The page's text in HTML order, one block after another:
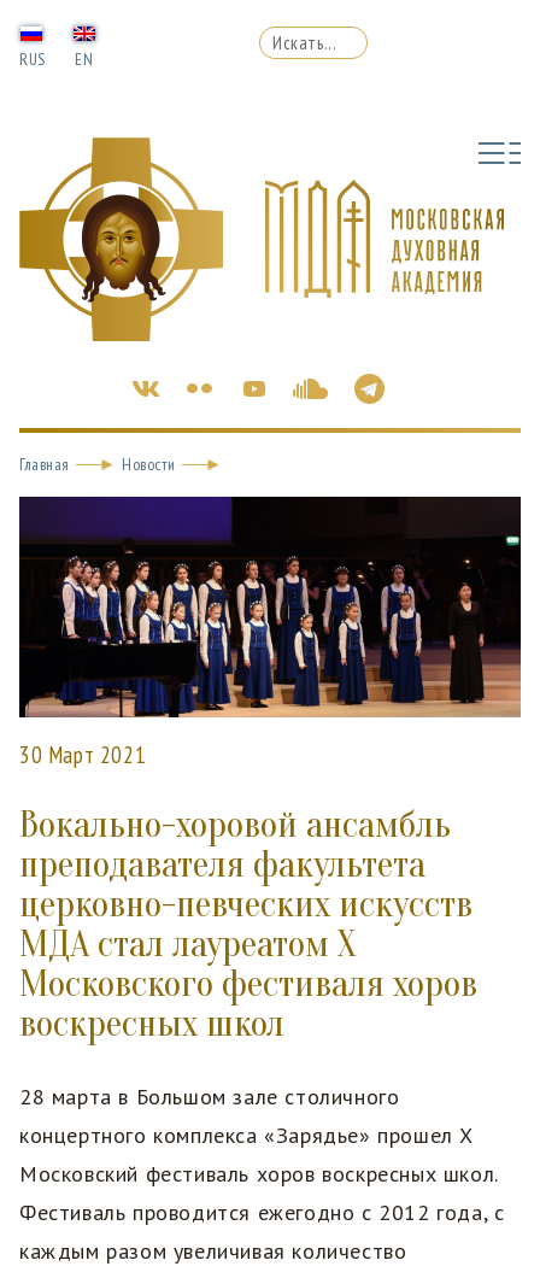
RUS EN
Главная Новости
30 Март 2021
Вокально-хоровой ансамбль
преподавателя факультета
церковно-певческих искусств
МДА стал лауреатом X
Московского фестиваля хоров
воскресных школ
28 марта в Большом зале столичного
концертного комплекса «Зарядье» прошел X
Московский фестиваль хоров воскресных школ.
Фестиваль проводится ежегодно с 2012 года, с
каждым разом увеличивая количество